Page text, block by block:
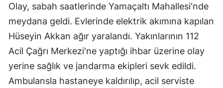
Çorum
Denizli
Diyarbakır
Edirne
Olay, sabah saatlerinde Yamaçaltı Mahallesi'nde
meydana geldi. Evlerinde elektrik akımına kapılan
Hüseyin Akkan ağır yaralandı. Yakınlarının 112
Acil Çağrı Merkezi'ne yaptığı ihbar üzerine olay
yerine sağlık ve jandarma ekipleri sevk edildi.
Ambulansla hastaneye kaldırılıp, acil serviste